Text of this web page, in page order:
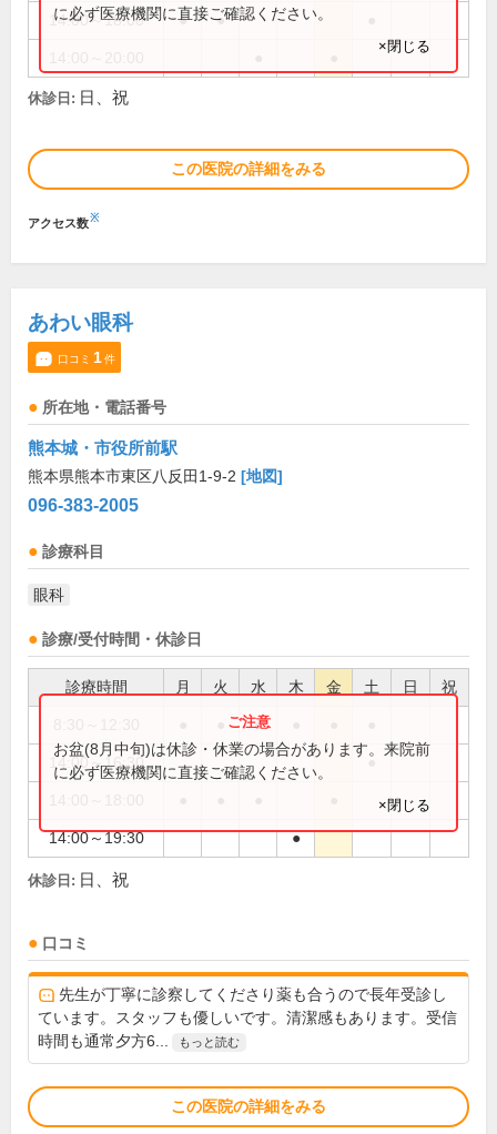
14:00～18:00 ● ●
に必ず医療機関に直接ご確認ください。
×閉じる
休診日: 日、祝
この医院の詳細をみる
アクセス数※
あわい眼科
口コミ 1件
所在地・電話番号
熊本城・市役所前駅
熊本県熊本市東区八反田1-9-2 [地図]
096-383-2005
診療科目
眼科
診療/受付時間・休診日
診療時間 月 火 水 木 金 土 日 祝
●
14:00～16:30 ●
14:00～19:30 ●
お盆(8月中旬)は休診・休業の場合があります。来院前
に必ず医療機関に直接ご確認ください。
×閉じる
休診日: 日、祝
口コミ
先生が丁寧に診察してくださり薬も合うので長年受診し
ています。スタッフも優しいです。清潔感もあります。受信
時間も通常夕方6...
もっと読む
この医院の詳細をみる